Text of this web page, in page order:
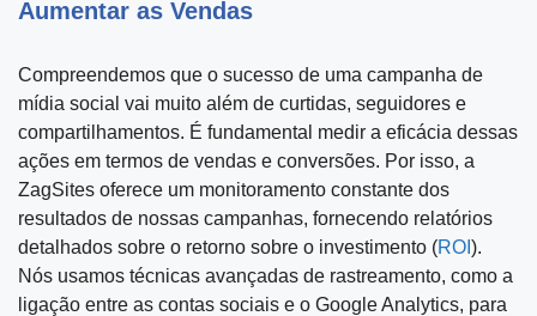
Aumentar as Vendas
Compreendemos que o sucesso de uma campanha de
mídia social vai muito além de curtidas, seguidores e
compartilhamentos. É fundamental medir a eficácia dessas
ações em termos de vendas e conversões. Por isso, a
ZagSites oferece um monitoramento constante dos
resultados de nossas campanhas, fornecendo relatórios
detalhados sobre o retorno sobre o investimento (ROI ).
Nós usamos técnicas avançadas de rastreamento, como a
ligação entre as contas sociais e o Google Analytics, para